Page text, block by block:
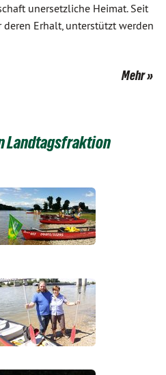
unersetzliche Heimat. Seit
Erhalt, unterstützt werden
Mehr
Landtagsfraktion